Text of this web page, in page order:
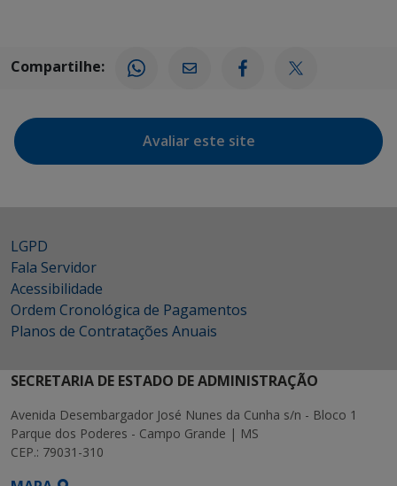
Compartilhe:
Avaliar este site
LGPD
Fala Servidor
Acessibilidade
Ordem Cronológica de Pagamentos
Planos de Contratações Anuais
SECRETARIA DE ESTADO DE ADMINISTRAÇÃO
Avenida Desembargador José Nunes da Cunha s/n - Bloco 1
Parque dos Poderes - Campo Grande | MS
CEP.: 79031-310